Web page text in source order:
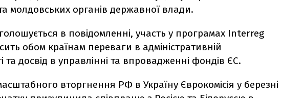
молдовських органів державної влади.
в повідомленні, участь у програмах Interreg
обом країнам переваги в адміністративній
та досвід в управлінні та впровадженні фондів ЄС.
вторгнення РФ в Україну Єврокомісія у березні